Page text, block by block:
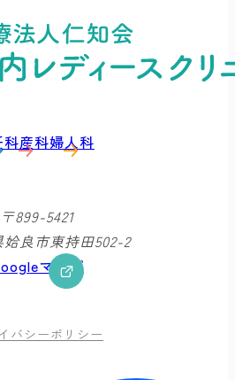
科産科婦人科
〒899-5421
良市東持田502-2
マップ
バシーポリシー